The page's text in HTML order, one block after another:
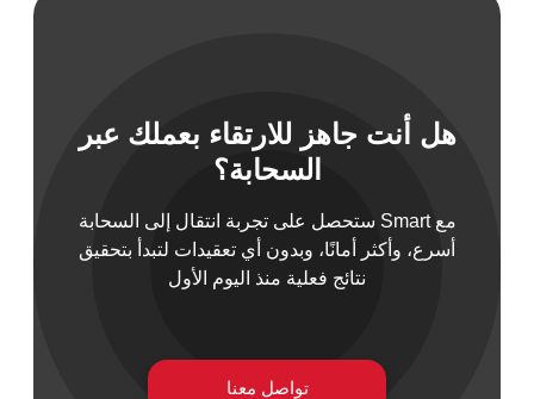
المعلومات
التقنية
الرقمية
هل أنت جاهز للارتقاء بعملك عبر
السحابة؟
مع Smart ستحصل على تجربة انتقال إلى السحابة
أسرع، وأكثر أمانًا، وبدون أي تعقيدات لتبدأ بتحقيق
نتائج فعلية منذ اليوم الأول
تواصل معنا